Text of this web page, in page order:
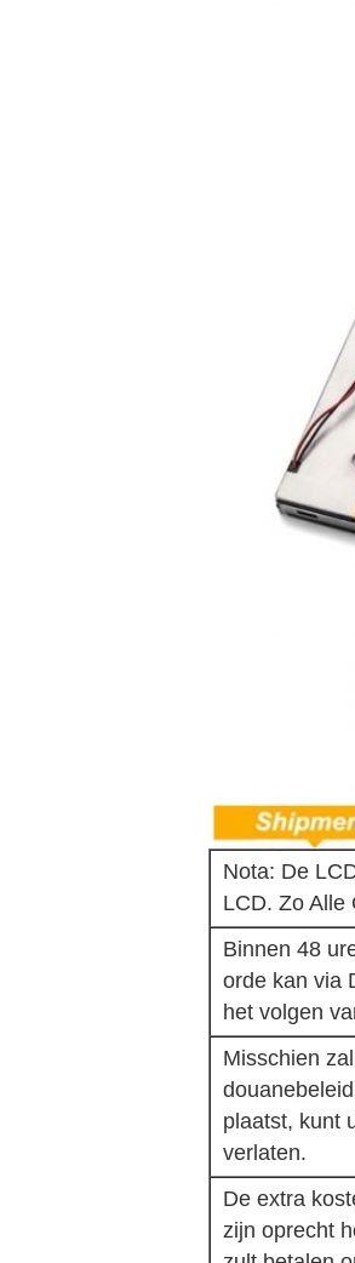
Nota: De
LCD. Zo Alle
Binnen 48
orde kan via
het volgen
Misschien
plaatst, kunt
verlaten.
De extra
zijn oprecht